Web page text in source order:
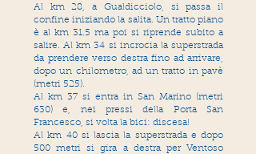
Al km 28, a Gualdicciolo, si passa il
confine iniziando la salita. Un tratto piano
è al km 31.5 ma poi si riprende subito a
salire. Al km 34 si incrocia la superstrada
da prendere verso destra fino ad arrivare,
dopo un chilometro, ad un tratto in pavè
(metri 525).
Al km 37 si entra in San Marino (metri
630) e, nei pressi della Porta San
Francesco, si volta la bici: discesa!
Al km 40 si lascia la superstrada e dopo
500 metri si gira a destra per Ventoso